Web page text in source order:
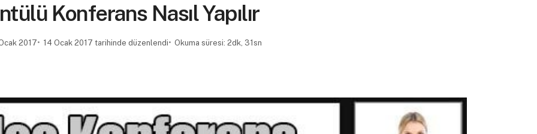
Konferans Nasıl Yapılır
2017 14 Ocak 2017 tarihinde düzenlendi Okuma süresi: 2dk, 31sn